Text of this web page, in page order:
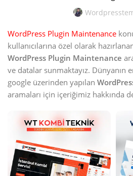
WordPress Plugin Maintenance
kullanıcılarına özel olarak
WordPress Plugin Maintenance
ve datalar sunmaktayız. Dünyanın
google üzerinden yapılan
aramaları için içeriğimiz hakkında